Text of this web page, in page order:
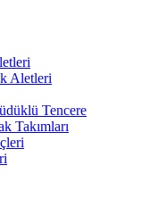
Aletleri
Tencere
Takımları